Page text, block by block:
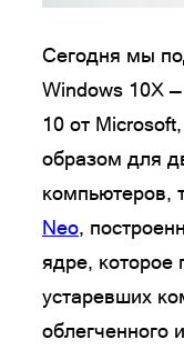
Сегодня мы
Windows 10X
10 от
образом для
компьютеров,
Neo,
ядре, которое
устаревших
облегченного